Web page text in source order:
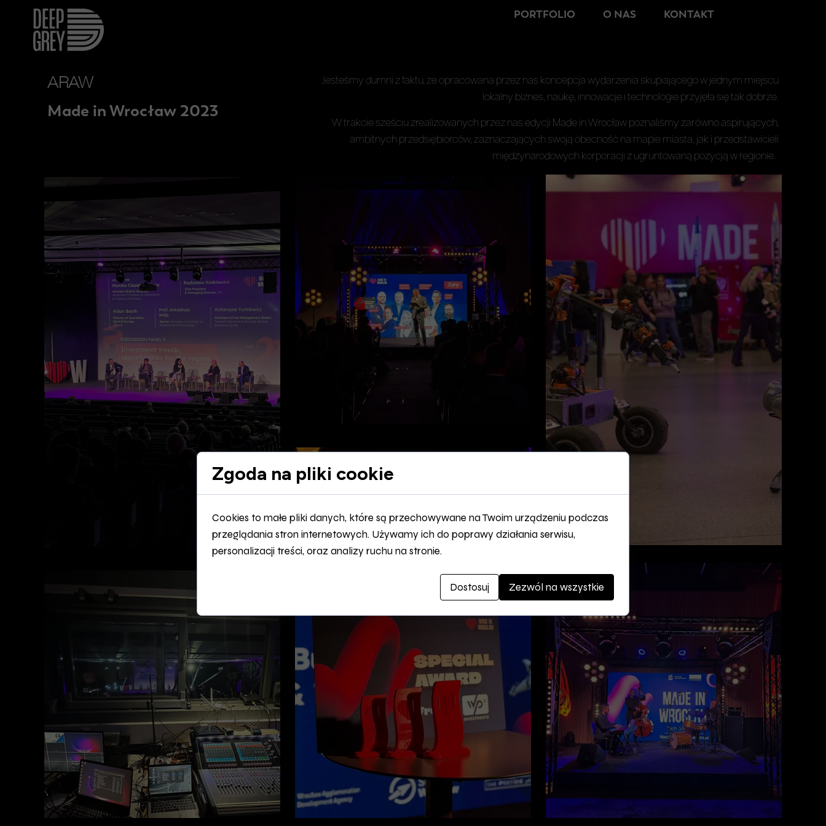
PORTFOLIO O NAS KONTAKT
ARAW
Made in Wrocław 2023
Jesteśmy dumni z faktu, że opracowana przez nas koncepcja wydarzenia skupiającego w jednym miejscu
lokalny biznes, naukę, innowacje i technologie przyjęła się tak dobrze.
W trakcie sześciu zrealizowanych przez nas edycji Made in Wrocław poznaliśmy zarówno aspirujących,
ambitnych przedsiębiorców, zaznaczających swoją obecność na mapie miasta, jak i przedstawicieli
międzynarodowych korporacji z ugruntowaną pozycją w regionie.
Zgoda na pliki cookie
Cookies to małe pliki danych, które są przechowywane na Twoim urządzeniu podczas
przeglądania stron internetowych. Używamy ich do poprawy działania serwisu,
personalizacji treści, oraz analizy ruchu na stronie.
Dostosuj Zezwól na wszystkie